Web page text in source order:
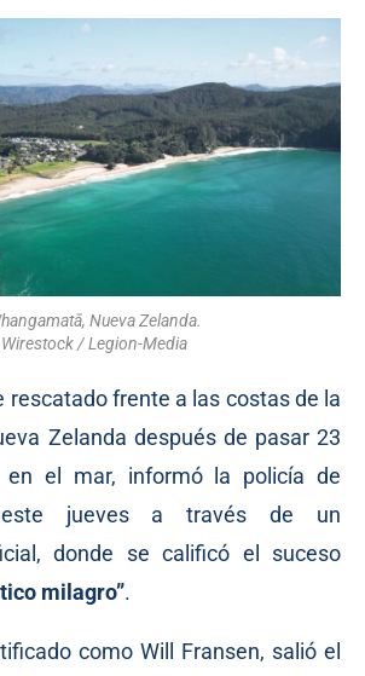
Nueva Zelanda.
Wirestock / Legion-Media
rescatado frente a las costas de la
Zelanda después de pasar 23
en el mar, informóla policía de
este jueves a través de un
donde se calificó el suceso
milagro”.
como Will Fransen, salió el